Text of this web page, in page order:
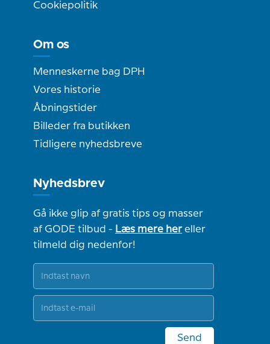
Cookiepolitik
Om os
Menneskerne bag DPH
Vores historie
Åbningstider
Billeder fra butikken
Tidligere nyhedsbreve
Nyhedsbrev
Gå ikke glip af gratis tips og masser
af GODE tilbud - Læs mere hereller
tilmeld dig nedenfor!
Send